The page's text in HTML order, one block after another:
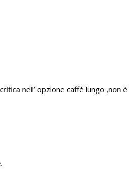
nell’ opzione caffè lungo ,non è